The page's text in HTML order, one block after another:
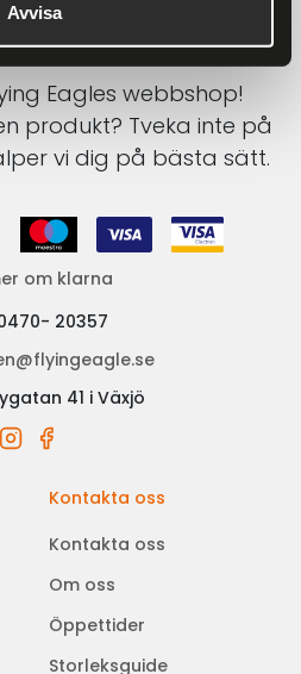
Avvisa
Eagles webbshop!
produkt? Tveka inte på
vi dig på bästa sätt.
om klarna
20357
41 i Växjö
Kontakta oss
Kontakta oss
Om oss
Öppettider
Storleksguide